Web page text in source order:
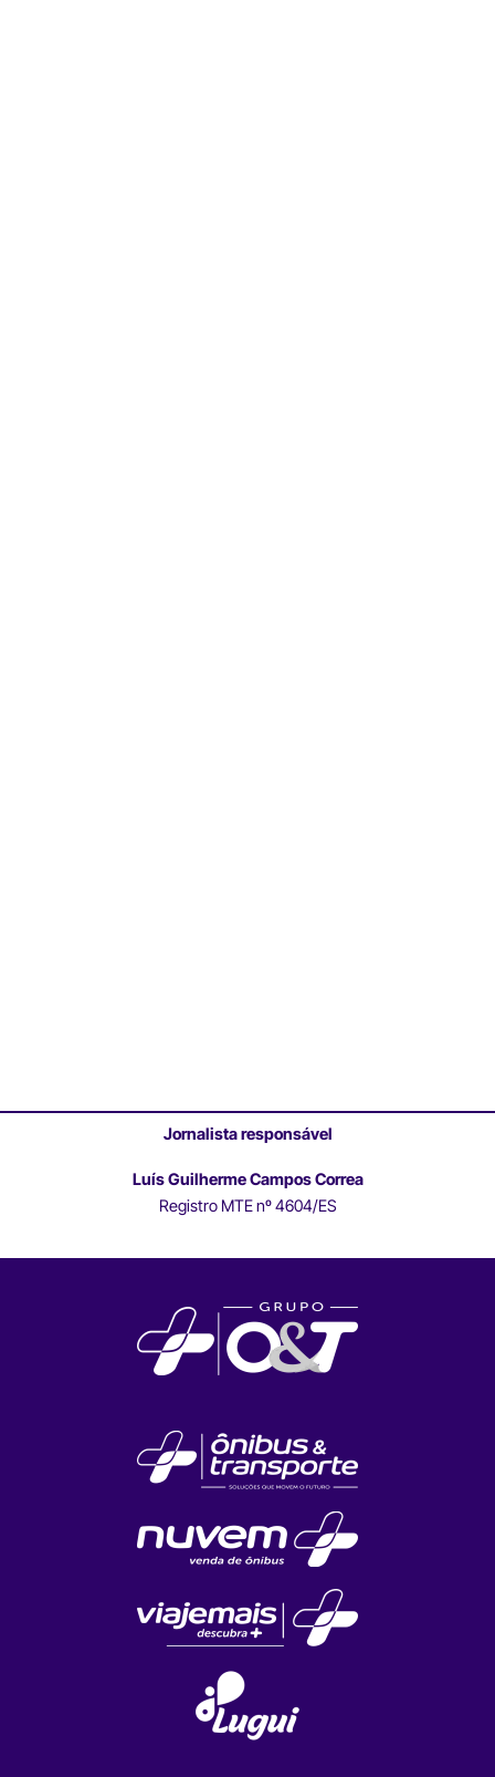
Jornalista responsável
Luís Guilherme Campos Correa
Registro MTE nº 4604/ES